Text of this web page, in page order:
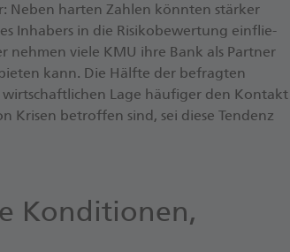
Neben har­ten Zah­len könn­ten stär­ker
In­ha­bers in die Ri­si­ko­be­wer­tung ein­flie­
viele KMU ihre Bank als Part­ner
kann. Die Hälf­te der be­frag­ten
wirt­schaft­li­chen Lage häu­fi­ger den Kon­takt
Kri­sen be­trof­fen sind, sei diese Ten­denz
Kondi­tionen,